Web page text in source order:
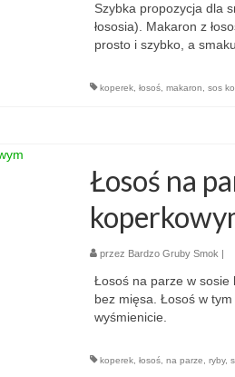
Szybka propozycja dla
łososia). Makaron z
prosto i szybko, a
koperek, łosoś, makaron sos
Łosoś na
przez Bardzo Gruby Smok |
Łosoś na parze w sosie
bez mięsa. Łosoś w
wyśmienicie.
koperek, łosoś, na parze ryby,